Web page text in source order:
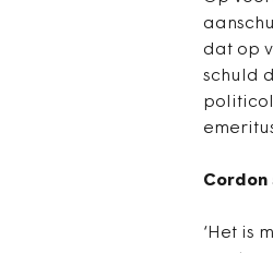
dat op
schuld
Cordon
‘Het is